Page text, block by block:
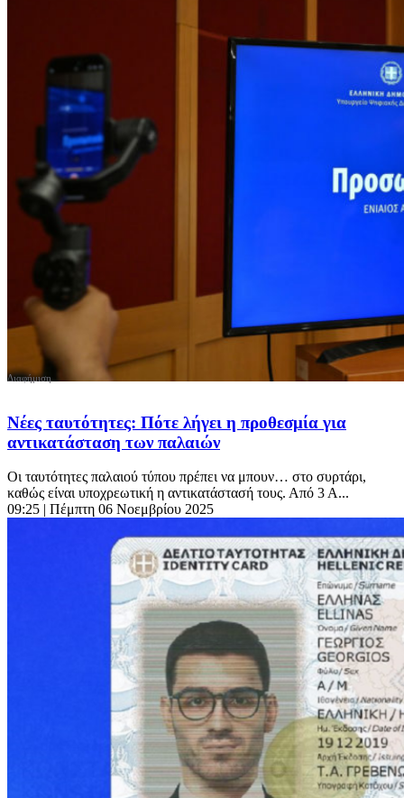
Νέες ταυτότητες: Πότε λήγει η προθεσμία για
αντικατάσταση των παλαιών
Οι ταυτότητες παλαιού τύπου πρέπει να μπουν… στο συρτάρι,
καθώς είναι υποχρεωτική η αντικατάστασή τους. Από 3 Α...
09:25 | Πέμπτη 06 Νοεμβρίου 2025